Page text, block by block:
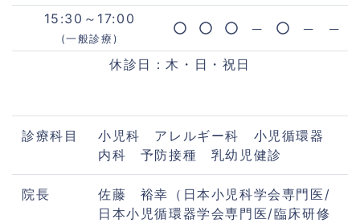
15:30～17:00
(一般診療)
─ ─ ─
休診日：木・日・祝日
診療科目
小児科 アレルギー科 小児循環器
内科 予防接種 乳幼児健診
院長
佐藤 裕幸（日本小児科学会専門医/
日本小児循環器学会専門医/臨床研修